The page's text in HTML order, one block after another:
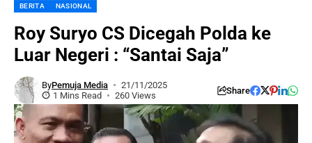
BERITA NASIONAL
Roy Suryo CS Dicegah Polda ke
Luar Negeri : “Santai Saja”
ByPemuja Media
21/11/2025
1 Mins Read
260 Views Share